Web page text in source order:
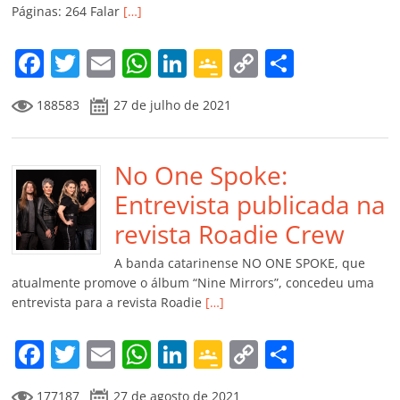
m
Páginas: 264 Falar […]
F
a
c
e
b
o
o
k
T
w
itt
er
E
m
ai
l
W
h
at
s
A
p
p
Li
n
k
e
dI
n
G
o
o
gl
e
Cl
a
ss
ro
o
m
C
y
Li
n
k
p
til
h
ar
188583 27 de julho de 2021
No One Spoke:
Entrevista publicada na
revista Roadie Crew
A banda catarinense NO ONE SPOKE, que
atualmente promove o álbum “Nine Mirrors”, concedeu uma
entrevista para a revista Roadie […]
F
a
T
w
E
m
W Li
n
G
o
C
177187 27 de agosto de 2021